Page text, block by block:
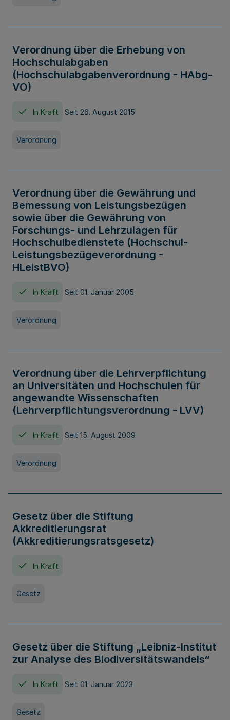
Verordnung über die Erhebung von
Hochschulabgaben
(Hochschulabgabenverordnung - HAbg-
VO)
In Kraft Seit 26. August 2015
Verordnung
Verordnung über die Gewährung und
Bemessung von Leistungsbezügen
sowie über die Gewährung von
Forschungs- und Lehrzulagen für
Hochschulbedienstete (Hochschul-
Leistungsbezügeverordnung -
HLeistBVO)
In Kraft Seit 01. Januar 2005
Verordnung
Verordnung über die Lehrverpflichtung
an Universitäten und Hochschulen für
angewandte Wissenschaften
(Lehrverpflichtungsverordnung - LVV)
In Kraft Seit 15. August 2009
Verordnung
Gesetz über die Stiftung
Akkreditierungsrat
(Akkreditierungsratsgesetz)
In Kraft
Gesetz
Gesetz über die Stiftung „Leibniz-Institut
zur Analyse des Biodiversitätswandels“
In Kraft Seit 01. Januar 2023
Gesetz